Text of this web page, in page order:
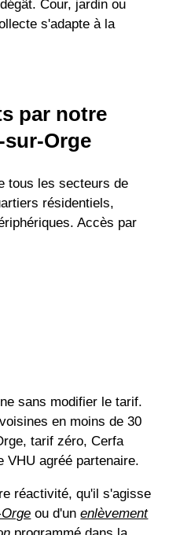
Cour, jardin ou
s'adapte à la
par notre
sur-Orge
tous les secteurs de
résidentiels,
Accès par
sans modifier le tarif.
en moins de 30
tarif zéro, Cerfa
VHU agréé partenaire.
réactivité, qu'il s'agisse
ou d'unenlèvement